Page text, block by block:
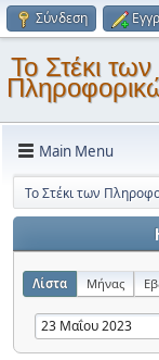
Σύνδεση
Το Στέκι των
Main Menu
Το Στέκι των
Λίστα Μήνας